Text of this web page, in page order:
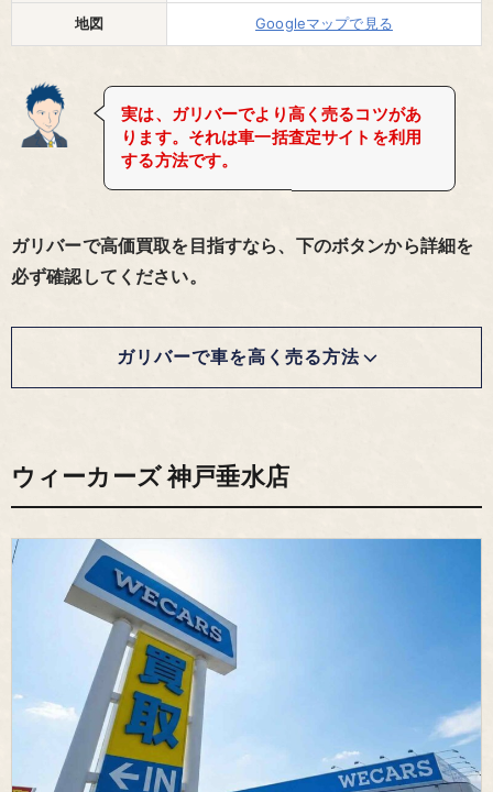
地図 Googleマップで見る
実は、ガリバーでより高く売るコツがあ
ります。それは車一括査定サイトを利用
する方法です。
ガリバーで高価買取を目指すなら、下のボタンから詳細を
必ず確認してください。
ガリバーで車を高く売る方法
ウィーカーズ 神戸垂水店